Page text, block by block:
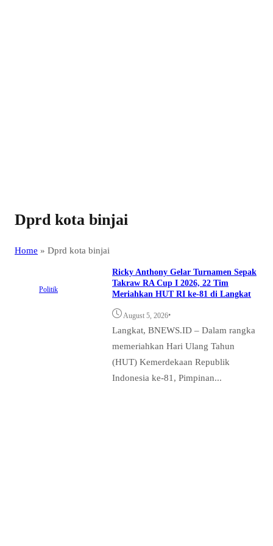
Dprd kota binjai
Home » Dprd kota binjai
Politik
Ricky Anthony Gelar Turnamen Sepak
Takraw RA Cup I 2026, 22 Tim
Meriahkan HUT RI ke-81 di Langkat
August 5, 2026•
Langkat, BNEWS.ID – Dalam rangka
memeriahkan Hari Ulang Tahun
(HUT) Kemerdekaan Republik
Indonesia ke-81, Pimpinan...